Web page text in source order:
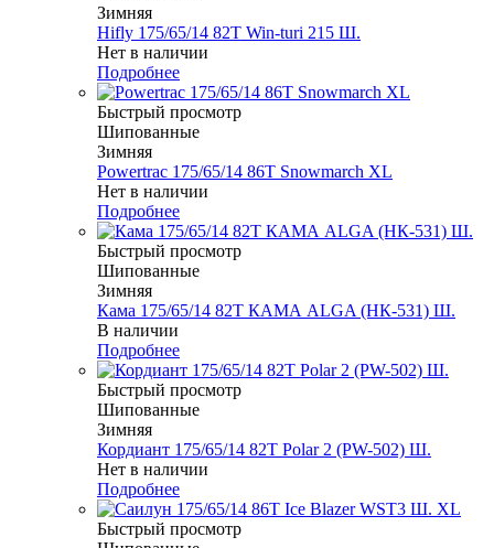
Зимняя
Hifly 175/65/14 82T Win-turi 215 Ш.
Нет в наличии
Подробнее
Быстрый просмотр
Шипованные
Зимняя
Powertrac 175/65/14 86T Snowmarch XL
Нет в наличии
Подробнее
Быстрый просмотр
Шипованные
Зимняя
Кама 175/65/14 82T КАМА ALGA (НК-531) Ш.
В наличии
Подробнее
Быстрый просмотр
Шипованные
Зимняя
Кордиант 175/65/14 82T Polar 2 (PW-502) Ш.
Нет в наличии
Подробнее
Быстрый просмотр